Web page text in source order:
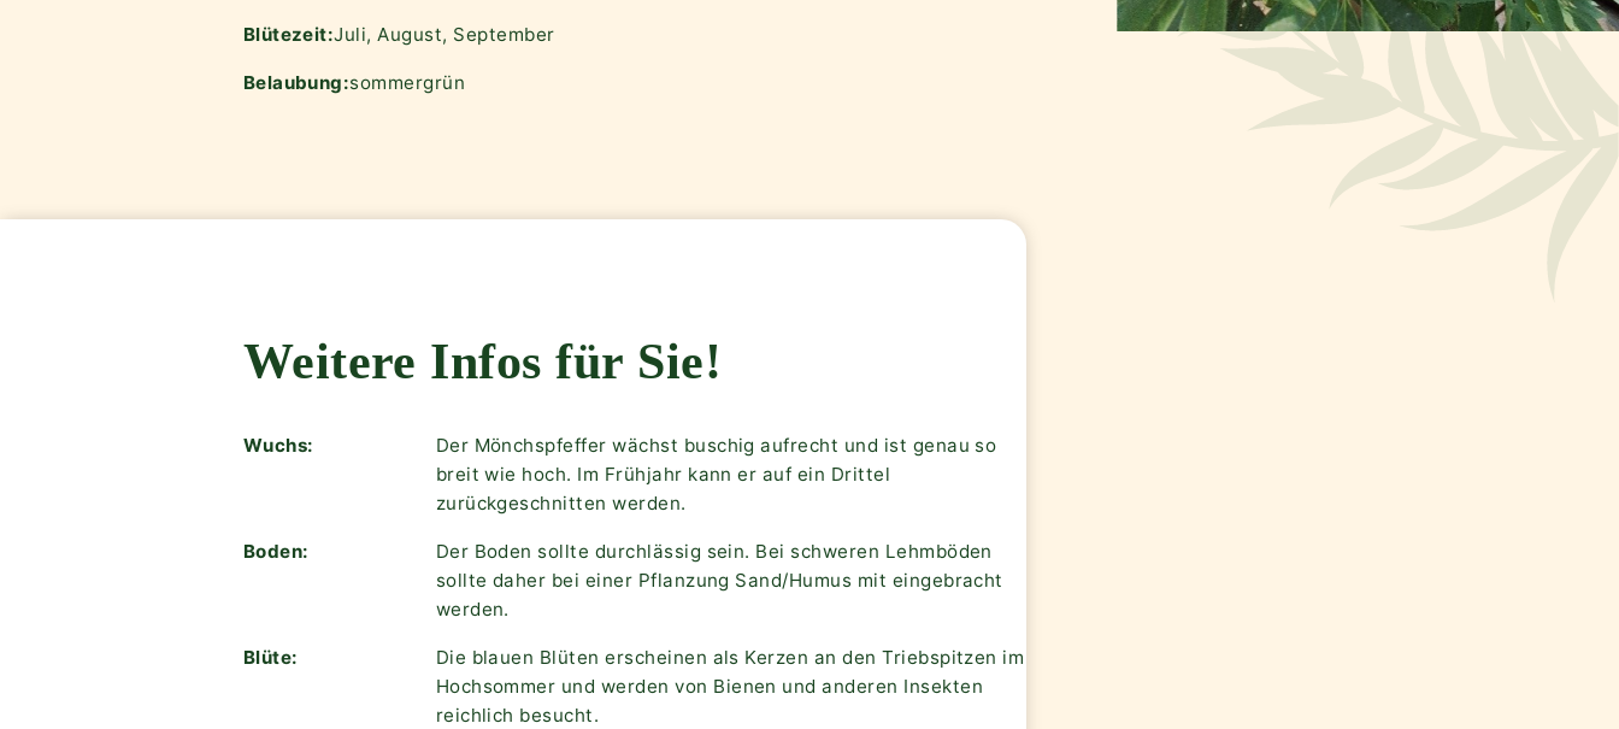
Blütezeit:Juli, August, September
Belaubung:sommergrün
Weitere Infos für Sie!
Wuchs:
Der Mönchspfeffer wächst buschig aufrecht und ist genau so
breit wie hoch. Im Frühjahr kann er auf ein Drittel
zurückgeschnitten werden.
Boden:
Der Boden sollte durchlässig sein. Bei schweren Lehmböden
sollte daher bei einer Pflanzung Sand/Humus mit eingebracht
werden.
Blüte:
Die blauen Blüten erscheinen als Kerzen an den Triebspitzen im
Hochsommer und werden von Bienen und anderen Insekten
reichlich besucht.